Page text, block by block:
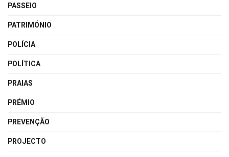
PASSEIO
PATRIMÓNIO
POLÍCIA
POLÍTICA
PRAIAS
PRÉMIO
PREVENÇÃO
PROJECTO